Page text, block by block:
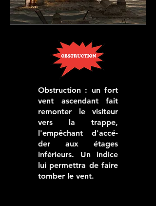
Obstruction : un fort
vent ascendant fait
remonter le visiteur
vers la trappe,
l'empêchant d'accé-
der aux étages
inférieurs. Un indice
lui permettra de faire
tomber le vent.